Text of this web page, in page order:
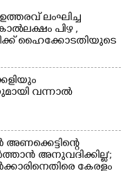
ഉത്തരവ് ലംഘിച്ച
പിഴ ,​
ഹൈക്കോടതിയുടെ
വന്നാൽ
അണക്കെട്ടിന്റെ
അനുവദിക്കില്ല';
കേരളം